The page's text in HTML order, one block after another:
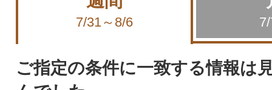
7/31～8/6
ご指定の条件に一致する情報は